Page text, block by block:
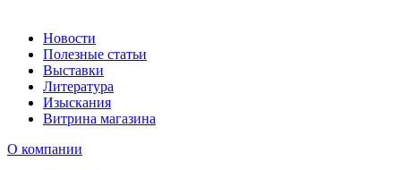
Новости
Полезные статьи
Выставки
Литература
Изыскания
Витрина магазина
О компании